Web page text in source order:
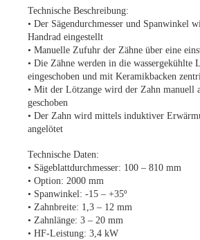
Technische Beschreibung:
• Der Sägendurchmesser und Spanwinkel
Handrad eingestellt
• Manuelle Zufuhr der Zähne über eine
• Die Zähne werden in die wassergekühlte
eingeschoben und mit Keramikbacken
• Mit der Lötzange wird der Zahn manuell
geschoben
• Der Zahn wird mittels induktiver
angelötet
Technische Daten:
• Sägeblattdurchmesser: 100 – 810 mm
• Option: 2000 mm
• Spanwinkel: -15 – +35º
• Zahnbreite: 1,3 – 12 mm
• Zahnlänge: 3 – 20 mm
• HF-Leistung: 3,4 kW